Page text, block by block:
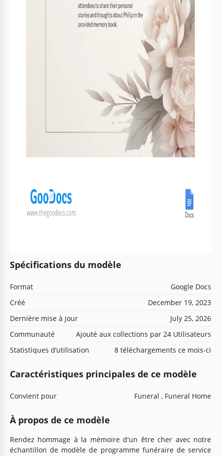
Spécifications du modèle
Format
Google Docs
Créé
December 19, 2023
Dernière mise à jour
July 25, 2026
Communauté
Ajouté aux collections par 24 Utilisateurs
Statistiques d’utilisation
8 téléchargements ce mois-ci
Caractéristiques principales de ce modèle
Convient pour Funeral , Funeral Home
À propos de ce modèle
Rendez hommage à la mémoire d'un être cher avec notre
échantillon de modèle de programme funéraire de service